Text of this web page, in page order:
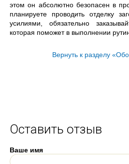
этом он абсолютно безопасен в
планируете проводить отделку
усилиями, обязательно
которая поможет в выполнении
Вернуть к разделу
Оставить отзыв
Ваше имя